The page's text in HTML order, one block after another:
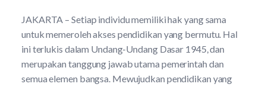
JAKARTA – Setiap individu memiliki hak yang sama
untuk memeroleh akses pendidikan yang bermutu. Hal
ini terlukis dalam Undang-Undang Dasar 1945, dan
merupakan tanggung jawab utama pemerintah dan
semua elemen bangsa. Mewujudkan pendidikan yang